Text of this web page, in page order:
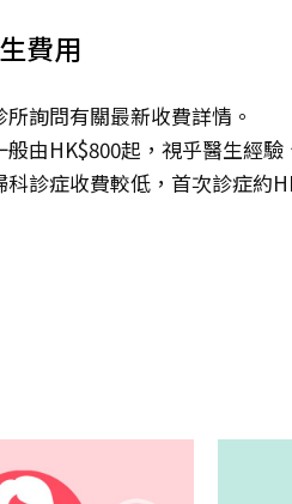
費用
詢問有關最新收費詳情。
由HK$800起，視乎醫生經驗
科診症收費較低，首次診症約